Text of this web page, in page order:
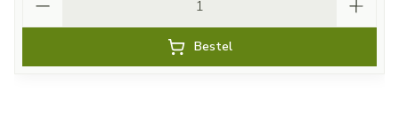
Bestel